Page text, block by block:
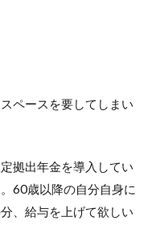
ペースを要してしまい
拠出年金を導入してい
60歳以降の自分自身に
、給与を上げて欲しい